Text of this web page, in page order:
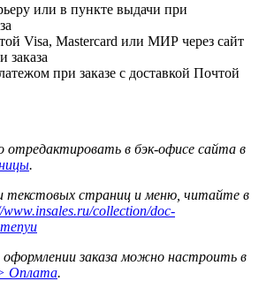
или в пункте выдачи при
Visa, Mastercard или МИР через сайт
заказа
при заказе с доставкой Почтой
в бэк-офисе сайта в
.
текстовых страниц и меню, читайте в
www.insales.ru/collection/doc-
заказа можно настроить в
Оплата.